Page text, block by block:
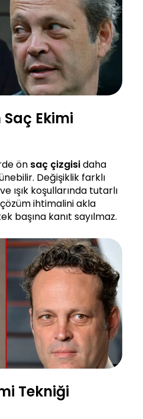
Ekimi
ön saç çizgisidaha
Değişiklik farklı
ışık koşullarında tutarlı
ihtimalini akla
başına kanıt sayılmaz.
Tekniği